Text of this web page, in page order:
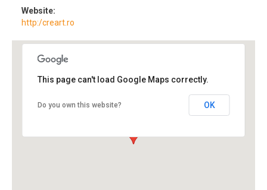
Website:
http:/creart.ro
This page can't load Google Maps correctly.
Do you own this website? OK